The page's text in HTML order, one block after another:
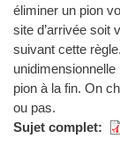
éliminer un pion
site d’arrivée soit
suivant cette
unidimensionnelle
pion à la fin. On
ou pas.
Sujet complet